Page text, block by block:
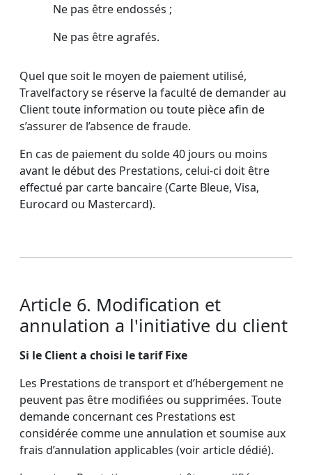
Ne pas être endossés ;
Ne pas être agrafés.
Quel que soit le moyen de paiement utilisé,
Travelfactory se réserve la faculté de demander au
Client toute information ou toute pièce afin de
s’assurer de l’absence de fraude.
En cas de paiement du solde 40 jours ou moins
avant le début des Prestations, celui-ci doit être
effectué par carte bancaire (Carte Bleue, Visa,
Eurocard ou Mastercard).
Article 6. Modification et
annulation a l'initiative du client
Si le Client a choisi le tarif Fixe
Les Prestations de transport et d’hébergement ne
peuvent pas être modifiées ou supprimées. Toute
demande concernant ces Prestations est
considérée comme une annulation et soumise aux
frais d’annulation applicables (voir article dédié).